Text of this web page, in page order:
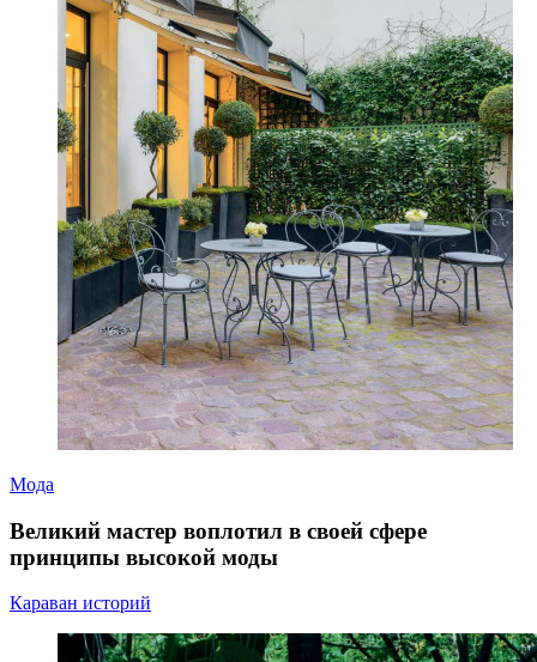
Мода
Великий мастер воплотил в своей сфере
принципы высокой моды
Караван историй